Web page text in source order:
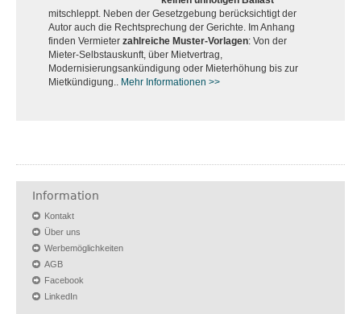
mitschleppt. Neben der Gesetzgebung berücksichtigt der
Autor auch die Rechtsprechung der Gerichte. Im Anhang
finden Vermieter zahlreiche Muster-Vorlagen: Von der
Mieter-Selbstauskunft, über Mietvertrag,
Modernisierungsankündigung oder Mieterhöhung bis zur
Mietkündigung.. Mehr Informationen >>
Information
Kontakt
Über uns
Werbemöglichkeiten
AGB
Facebook
LinkedIn